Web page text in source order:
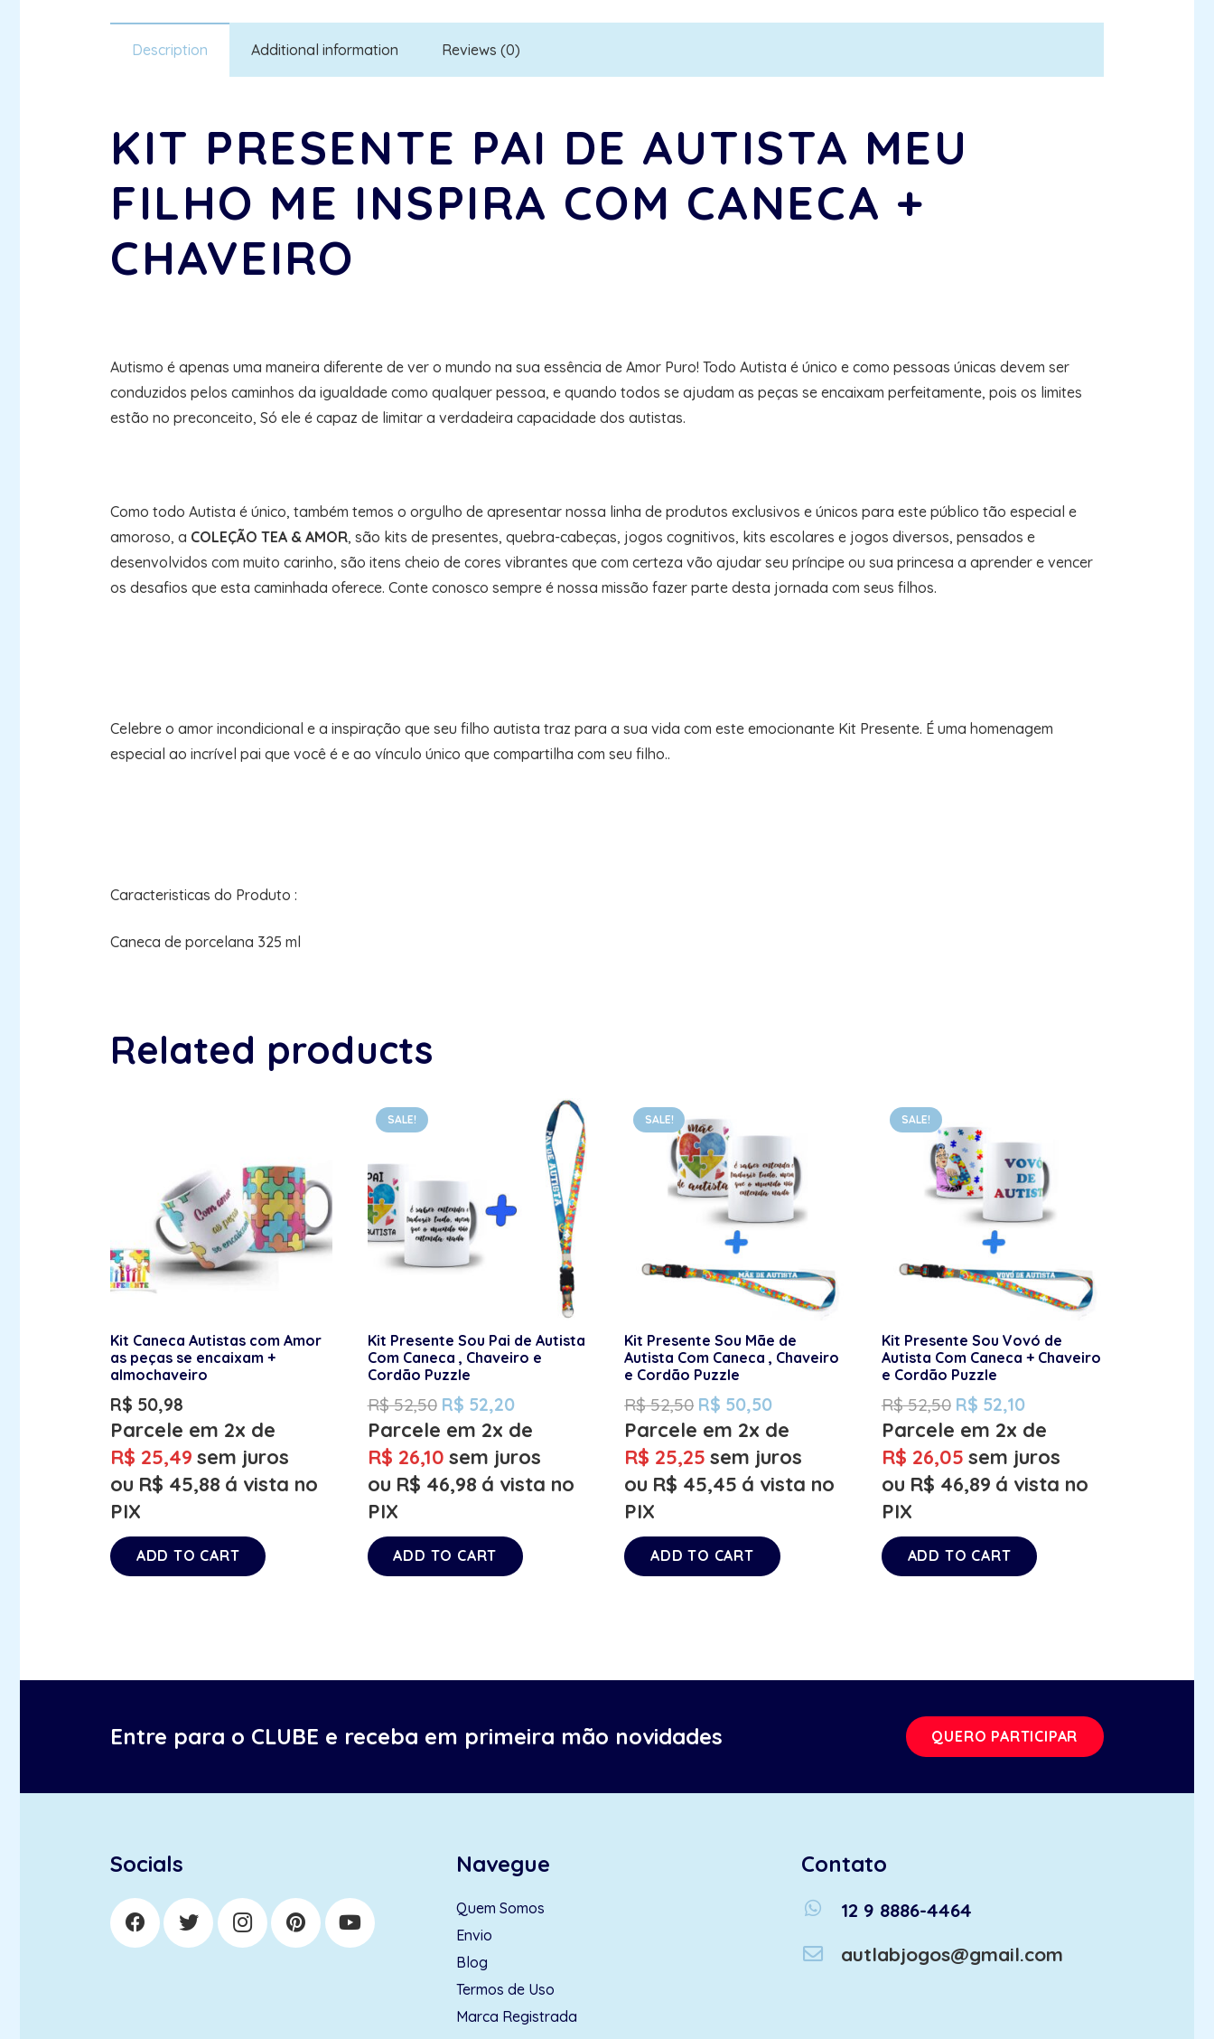
quantity
Description Additional information Reviews (0)
KIT PRESENTE PAI DE AUTISTA MEU
FILHO ME INSPIRA COM CANECA +
CHAVEIRO
Autismo é apenas uma maneira diferente de ver o mundo na sua essência de Amor Puro! Todo Autista é único e como pessoas únicas devem ser
conduzidos pelos caminhos da igualdade como qualquer pessoa, e quando todos se ajudam as peças se encaixam perfeitamente, pois os limites
estão no preconceito, Só ele é capaz de limitar a verdadeira capacidade dos autistas.
Como todo Autista é único, também temos o orgulho de apresentar nossa linha de produtos exclusivos e únicos para este público tão especial e
amoroso, a COLEÇÃO TEA & AMOR, são kits de presentes, quebra-cabeças, jogos cognitivos, kits escolares e jogos diversos, pensados e
desenvolvidos com muito carinho, são itens cheio de cores vibrantes que com certeza vão ajudar seu príncipe ou sua princesa a aprender e vencer
os desafios que esta caminhada oferece. Conte conosco sempre é nossa missão fazer parte desta jornada com seus filhos.
Celebre o amor incondicional e a inspiração que seu filho autista traz para a sua vida com este emocionante Kit Presente. É uma homenagem
especial ao incrível pai que você é e ao vínculo único que compartilha com seu filho..
Caracteristicas do Produto :
Caneca de porcelana 325 ml
Related products
Kit Caneca Autistas com Amor
as peças se encaixam +
almochaveiro
R$ 50,98
Parcele em 2x de
R$ 25,49 sem juros
ou R$ 45,88 á vista no
PIX
ADD TO CART
SALE!
Kit Presente Sou Pai de Autista
Com Caneca , Chaveiro e
Cordão Puzzle
R$52,50 R$ 52,20
Parcele em 2x de
R$ 26,10 sem juros
ou R$ 46,98 á vista no
PIX
ADD TO CART
SALE!
Kit Presente Sou Mãe de
Autista Com Caneca , Chaveiro
e Cordão Puzzle
R$52,50 R$ 50,50
Parcele em 2x de
R$ 25,25 sem juros
ou R$ 45,45 á vista no
PIX
ADD TO CART
SALE!
Kit Presente Sou Vovó de
Autista Com Caneca + Chaveiro
e Cordão Puzzle
R$52,50 R$ 52,10
Parcele em 2x de
R$ 26,05 sem juros
ou R$ 46,89 á vista no
PIX
ADD TO CART
Entre para o CLUBE e receba em primeira mão novidades QUERO PARTICIPAR
Socials Navegue
Quem Somos
Envio
Blog
Termos de Uso
Marca Registrada
Contato
whatsapp
12 9 8886-4464
autlabjogos@gmail.com